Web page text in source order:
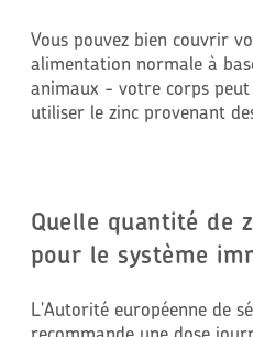
Vous pouvez bien couvrir
alimentation normale à
animaux - votre corps
utiliser le zinc provenant
Quelle quantité de
pour le système
L'Autorité européenne de